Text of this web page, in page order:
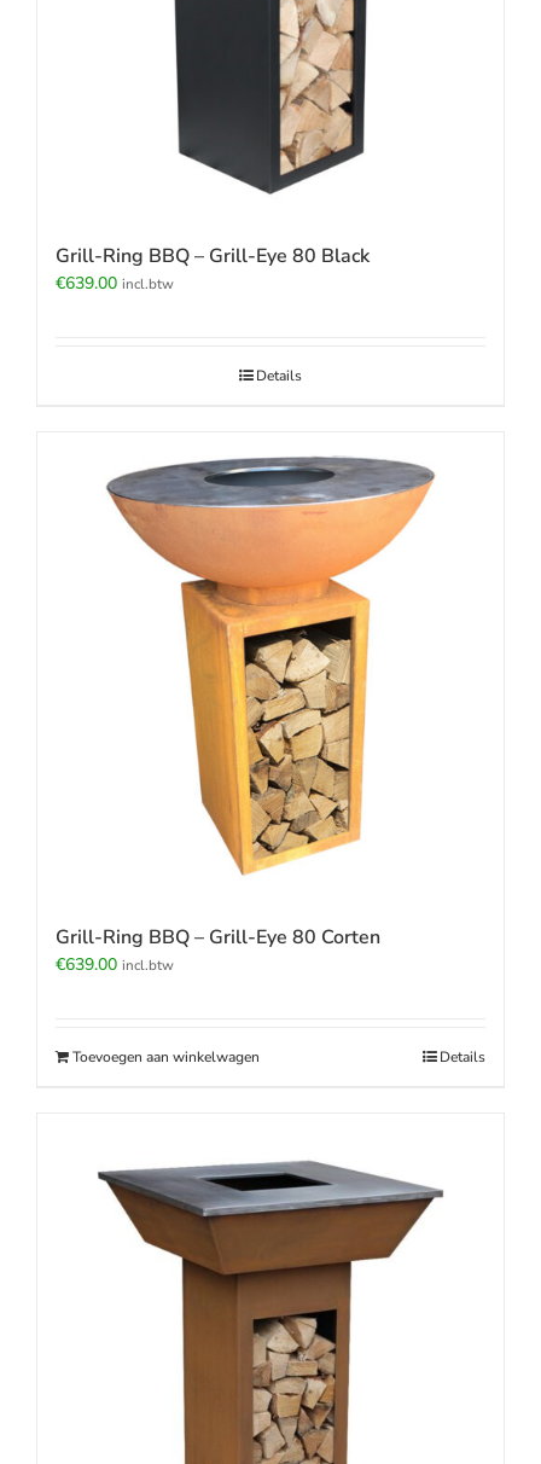
Grill-Ring BBQ – Grill-Eye 80 Black
€639.00 incl.btw
Details
Grill-Ring BBQ – Grill-Eye 80 Corten
€639.00 incl.btw
Toevoegen aan winkelwagen Details